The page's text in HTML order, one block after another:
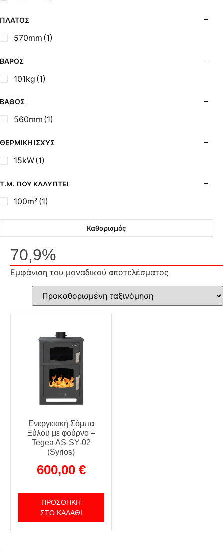
Σόμπες Ξύλου από Ατσάλι με Φούρνο
Σόμπες Πετρελαίου (Alfatherm)
Σόμπες Πετρελαίου (Assos)
Σόμπες Πετρελαίου (StarStoves)
Σόμπες Πετρελαίου (ΟΒΕΛ)
Σόμπες Πετρελαίου Αερόθερμες (Agorastos)
Σόμπες Υγραερίου
Σούβλες - Εργαλεία Ψησίματος BBQ
Σωλήνες (Μπουριά), Εξαρτήματα Σόμπας
Τζάκια - Εστίες
Ψησταριές
ΠΛΆΤΟΣ
570mm (1)
ΒΆΡΟΣ
101kg (1)
ΒΆΘΟΣ
560mm (1)
ΘΕΡΜΙΚΉ ΙΣΧΎΣ
15kW(1)
Τ.Μ. ΠΟΥ ΚΑΛΎΠΤΕΙ
100m² (1)
Καθαρισμός
70,9%
Εμφάνιση του μοναδικού αποτελέσματος
Ενεργειακή Σόμπα
Ξύλου με φούρνο –
Tegea AS-SY-02
(Syrios)
600,00 €
ΠΡΟΣΘΉΚΗ
ΣΤΟ ΚΑΛΆΘΙ